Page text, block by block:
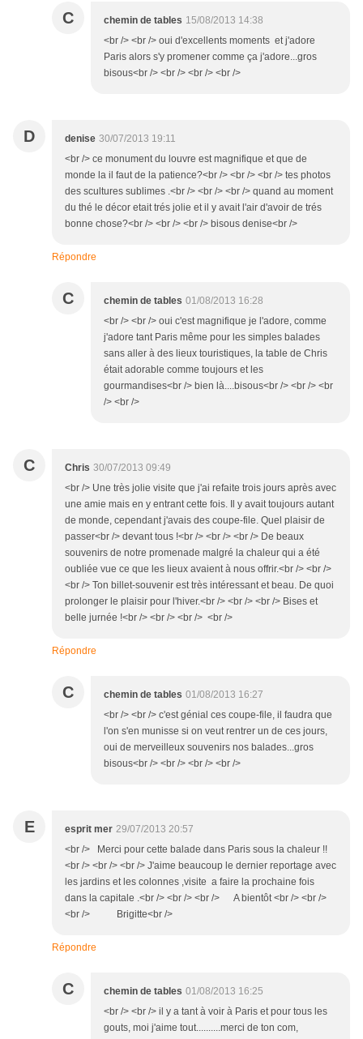
C chemin de tables 15/08/2013 14:38
<br /> <br /> oui d'excellents moments et j'adore
Paris alors s'y promener comme ça j'adore...gros
bisous<br /> <br /> <br /> <br />
D denise 30/07/2013 19:11
<br /> ce monument du louvre est magnifique et que de
monde la il faut de la patience?<br /> <br /> <br /> tes photos
des scultures sublimes .<br /> <br /> <br /> quand au moment
du thé le décor etait trés jolie et il y avait l'air d'avoir de trés
bonne chose?<br /> <br /> <br /> bisous denise<br />
Répondre
C chemin de tables 01/08/2013 16:28
<br /> <br /> oui c'est magnifique je l'adore, comme
j'adore tant Paris même pour les simples balades
sans aller à des lieux touristiques, la table de Chris
était adorable comme toujours et les
gourmandises<br /> bien là....bisous<br /> <br /> <br
/> <br />
C Chris 30/07/2013 09:49
<br /> Une très jolie visite que j'ai refaite trois jours après avec
une amie mais en y entrant cette fois. Il y avait toujours autant
de monde, cependant j'avais des coupe-file. Quel plaisir de
passer<br /> devant tous !<br /> <br /> <br /> De beaux
souvenirs de notre promenade malgré la chaleur qui a été
oubliée vue ce que les lieux avaient à nous offrir.<br /> <br />
<br /> Ton billet-souvenir est très intéressant et beau. De quoi
prolonger le plaisir pour l'hiver.<br /> <br /> <br /> Bises et
belle jurnée !<br /> <br /> <br /> <br />
Répondre
C chemin de tables 01/08/2013 16:27
<br /> <br /> c'est génial ces coupe-file, il faudra que
l'on s'en munisse si on veut rentrer un de ces jours,
oui de merveilleux souvenirs nos balades...gros
bisous<br /> <br /> <br /> <br />
E esprit mer 29/07/2013 20:57
<br /> Merci pour cette balade dans Paris sous la chaleur !!
<br /> <br /> <br /> J'aime beaucoup le dernier reportage avec
les jardins et les colonnes ,visite a faire la prochaine fois
dans la capitale .<br /> <br /> <br /> A bientôt <br /> <br />
<br /> Brigitte<br />
Répondre
C chemin de tables 01/08/2013 16:25
<br /> <br /> il y a tant à voir à Paris et pour tous les
gouts, moi j'aime tout..........merci de ton com,